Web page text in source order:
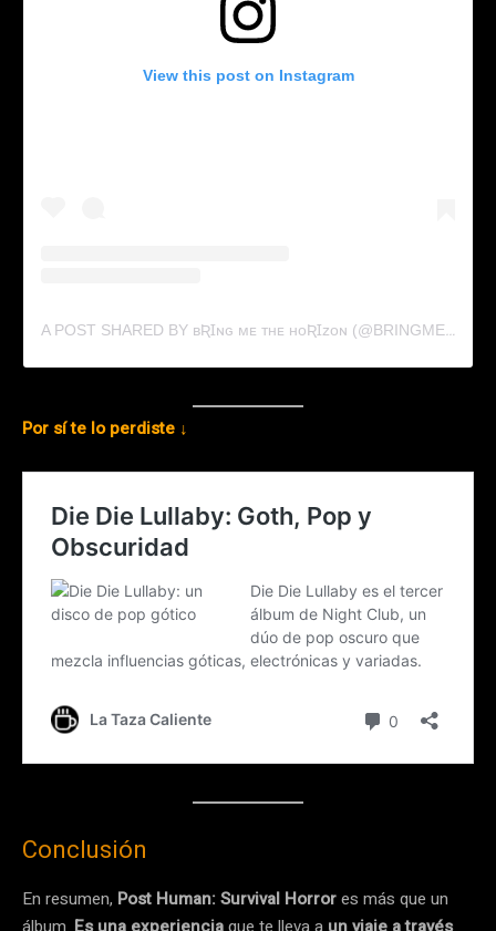
View this post on Instagram
A POST SHARED BY ʙƦꞮɴɢ ᴍᴇ ᴛʜᴇ ʜᴏƦꞮᴢᴏɴ (@BRINGMETHEHORIZON)
Por sí te lo perdiste ↓
Conclusión
En resumen, Post Human: Survival Horrores más que un